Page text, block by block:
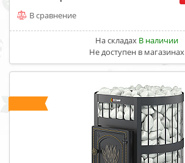
В сравнение
На складах В наличии
Не доступен в магазинах